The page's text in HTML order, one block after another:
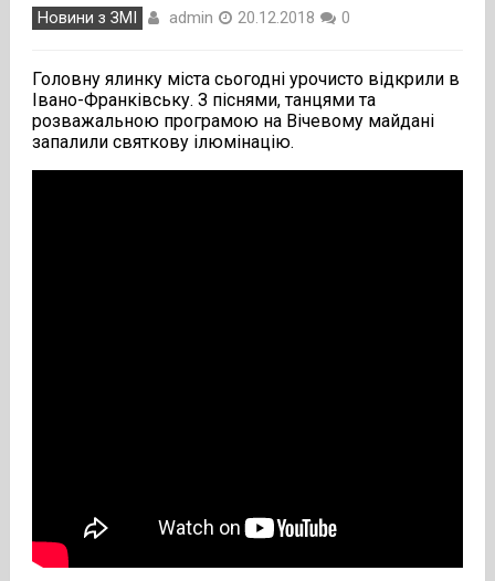
Новини з ЗМІ admin 20.12.2018 0
Головну ялинку міста сьогодні урочисто відкрили в
Івано-Франківську. З піснями, танцями та
розважальною програмою на Вічевому майдані
запалили святкову ілюмінацію.